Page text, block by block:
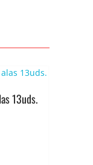
13uds.